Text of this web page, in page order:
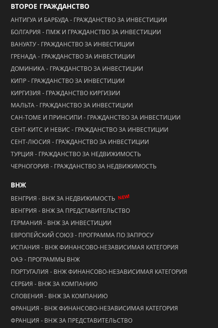
ВТОРОЕ ГРАЖДАНСТВО
АНТИГУА И БАРБУДА - ГРАЖДАНСТВО ЗА ИНВЕСТИЦИИ
БОЛГАРИЯ - ПМЖ И ГРАЖДАНСТВО ЗА ИНВЕСТИЦИИ
ВАНУАТУ - ГРАЖДАНСТВО ЗА ИНВЕСТИЦИИ
ГРЕНАДА - ГРАЖДАНСТВО ЗА ИНВЕСТИЦИИ
ДОМИНИКА - ГРАЖДАНСТВО ЗА ИНВЕСТИЦИИ
КИПР - ГРАЖДАНСТВО ЗА ИНВЕСТИЦИИ
КИРГИЗИЯ - ГРАЖДАНСТВО КИРГИЗИИ
МАЛЬТА - ГРАЖДАНСТВО ЗА ИНВЕСТИЦИИ
САН-ТОМЕ И ПРИНСИПИ - ГРАЖДАНСТВО ЗА ИНВЕСТИЦИИ
СЕНТ-КИТС И НЕВИС - ГРАЖДАНСТВО ЗА ИНВЕСТИЦИИ
СЕНТ-ЛЮСИЯ - ГРАЖДАНСТВО ЗА ИНВЕСТИЦИИ
ТУРЦИЯ - ГРАЖДАНСТВО ЗА НЕДВИЖИМОСТЬ
ЧЕРНОГОРИЯ - ГРАЖДАНСТВО ЗА НЕДВИЖИМОСТЬ
ВНЖ
ВЕНГРИЯ - ВНЖ ЗА НЕДВИЖИМОСТЬ NEW!
ВЕНГРИЯ - ВНЖ ЗА ПРЕДСТАВИТЕЛЬСТВО
ГЕРМАНИЯ - ВНЖ ЗА ИНВЕСТИЦИИ
ЕВРОПЕЙСКИЙ СОЮЗ - ПРОГРАММА ПО ЗАПРОСУ
ИСПАНИЯ - ВНЖ ФИНАНСОВО-НЕЗАВИСИМАЯ КАТЕГОРИЯ
ОАЭ - ПРОГРАММЫ ВНЖ
ПОРТУГАЛИЯ - ВНЖ ФИНАНСОВО-НЕЗАВИСИМАЯ КАТЕГОРИЯ
СЕРБИЯ - ВНЖ ЗА КОМПАНИЮ
СЛОВЕНИЯ - ВНЖ ЗА КОМПАНИЮ
ФРАНЦИЯ - ВНЖ ФИНАНСОВО-НЕЗАВИСИМАЯ КАТЕГОРИЯ
ФРАНЦИЯ - ВНЖ ЗА ПРЕДСТАВИТЕЛЬСТВО